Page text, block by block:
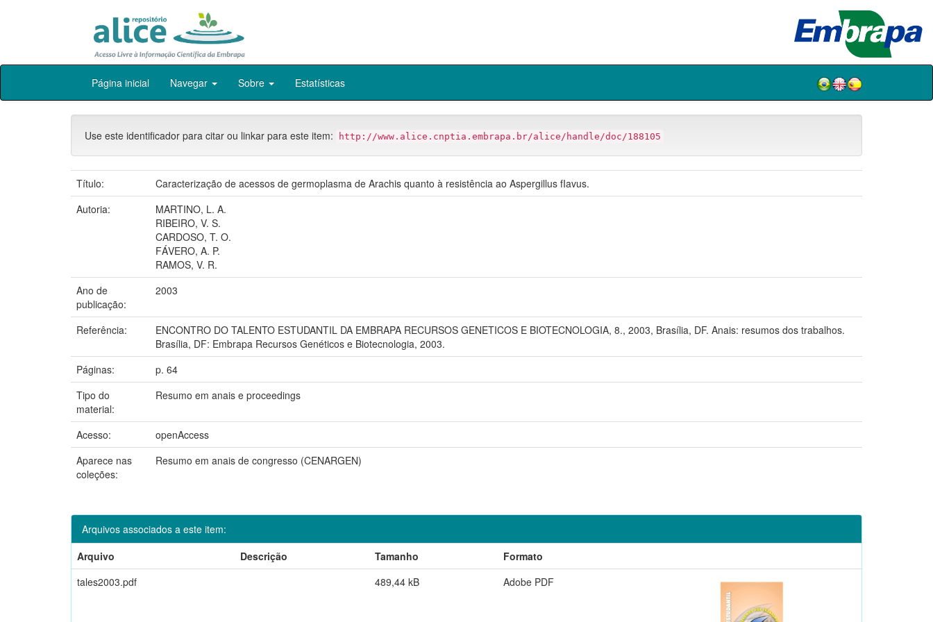
Skip
Página inicial Navegar Sobre Estatísticas
Use este identificador para citar ou linkar para este item: http://www.alice.cnptia.embrapa.br/alice/handle/doc/188105
Título:
Caracterização de acessos de germoplasma de Arachis quanto à resistência ao Aspergillus fIavus.
Autoria:
MARTINO, L. A.
RIBEIRO, V. S.
CARDOSO, T. O.
FÁVERO, A. P.
RAMOS, V. R.
Ano de
publicação:
2003
Referência:
ENCONTRO DO TALENTO ESTUDANTIL DA EMBRAPA RECURSOS GENETICOS E BIOTECNOLOGIA, 8., 2003, Brasília, DF. Anais: resumos dos trabalhos.
Brasília, DF: Embrapa Recursos Genéticos e Biotecnologia, 2003.
Páginas:
p. 64
Tipo do
material:
Resumo em anais e proceedings
Acesso:
openAccess
Aparece nas
coleções:
Resumo em anais de congresso (CENARGEN)
Arquivos associados a este item:
Arquivo
Descrição Tamanho
Formato
tales2003.pdf
489,44 kB Adobe PDF